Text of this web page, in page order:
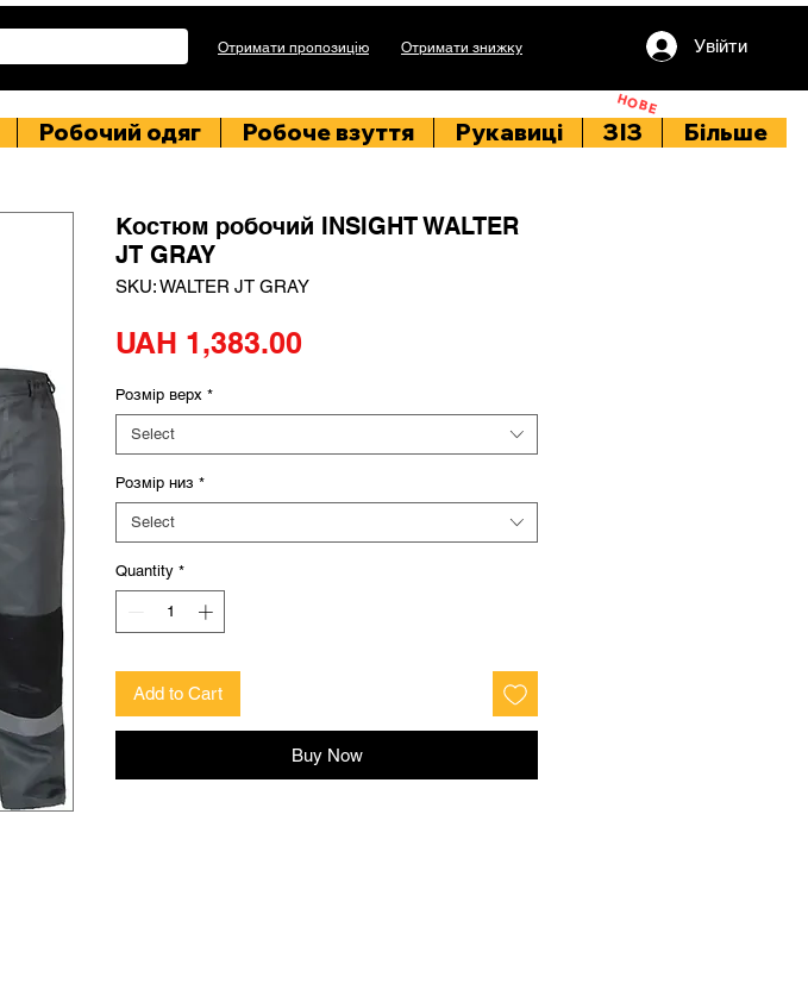
Отримати пропозицію Отримати знижку Увійти
НОВЕ
Робочий одяг Робоче взуття Рукавиці ЗІЗ Більше
Костюм робочий INSIGHT WALTER
JT GRAY
SKU: WALTER JT GRAY
UAH 1,383.00
Розмір верх *
Select
Розмір низ *
Select
Quantity *
Add to Cart
Buy Now